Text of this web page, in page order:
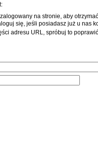
na stronie, aby
się, jeśli posiadasz już u nas
adresu URL, spróbuj to